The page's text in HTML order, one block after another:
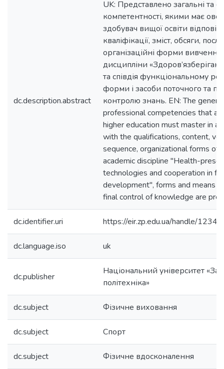
dc.description.abstract
UK: Представлено загальні та
компетентності, якими має
здобувач вищої освіти
кваліфікації, зміст, обсяги,
організаційні форми вивчення
дисципліни
та співдія функціональному
форми і засоби поточного та
контролю знань. EN: The
professional competencies that
higher education must master in
with the qualifications, content,
sequence, organizational forms of
academic discipline "Health-
technologies and cooperation in
development", forms and means
final control of knowledge are
dc.identifier.uri https://eir.zp.edu.ua/handle/
dc.language.iso uk
dc.publisher
Національний університет
політехніка»
dc.subject Фізичне виховання
dc.subject Спорт
dc.subject Фізичне вдосконалення